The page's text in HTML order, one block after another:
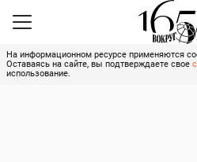
На информационном ресурсе применяются
Оставаясь на сайте, вы подтверждаете свое
использование.